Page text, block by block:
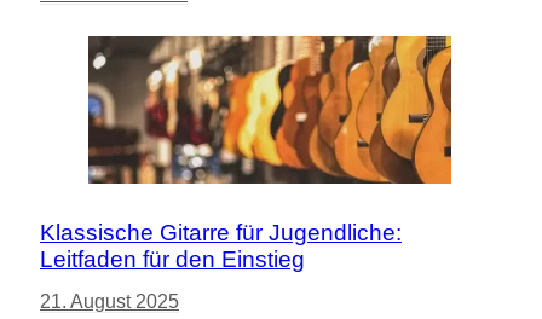
Klassische Gitarre für Jugendliche:
Leitfaden für den Einstieg
21. August 2025